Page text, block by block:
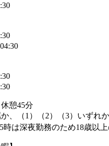
憩45分
、（1）（2）（3）いずれ
時は深夜勤務のため18歳以